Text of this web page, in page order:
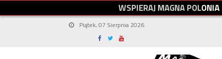
WSPIERAJMAGNAPOLONIA
Piątek, 07 Sierpnia 2026